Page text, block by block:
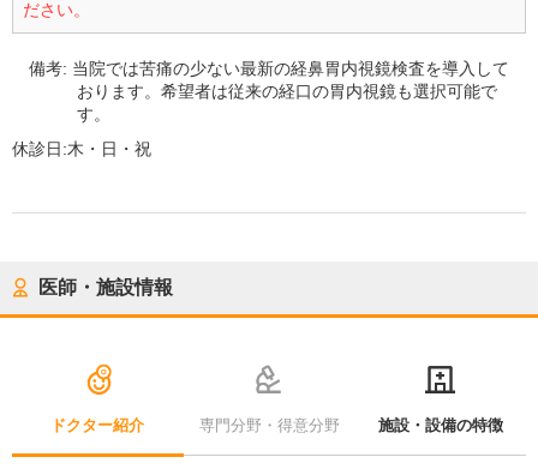
ださい。
備考: 当院では苦痛の少ない最新の経鼻胃内視鏡検査を導入して
おります。希望者は従来の経口の胃内視鏡も選択可能で
す。
休診日:木・日・祝
医師・施設情報
ドクター紹介 専門分野・得意分野 施設・設備の特徴